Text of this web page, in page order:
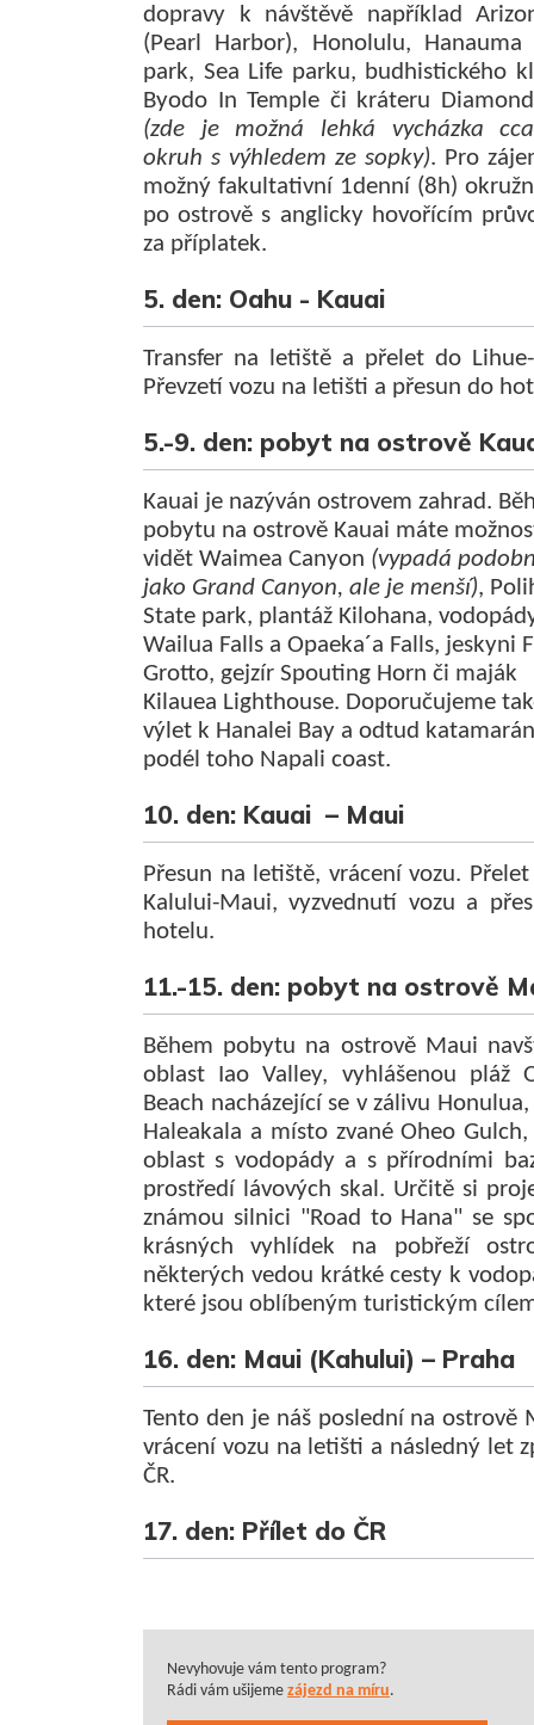
dopravy k návštěvě například
(Pearl Harbor), Honolulu, Hanauma
park, Sea Life parku, budhistického
Byodo In Temple či kráteru
(zde je možná lehká vycházka
okruh s výhledem ze sopky). Pro
možný fakultativní 1denní (8h)
po ostrově s anglicky hovořícím
za příplatek.
5. den: Oahu - Kauai
Transfer na letiště a přelet do Lihue-
Převzetí vozu na letišti a přesun do
5.-9. den: pobyt na ostrově
Kauai je nazýván ostrovem zahrad.
pobytu na ostrově Kauai máte
vidět Waimea Canyon (vypadá
jako Grand Canyon, ale je menší),
State park, plantáž Kilohana,
Wailua Falls a Opaeka´a Falls, jeskyni
Grotto, gejzír Spouting Horn či maják
Kilauea Lighthouse. Doporučujeme
výlet k Hanalei Bay a odtud
podél toho Napali coast.
10. den: Kauai – Maui
Přesun na letiště, vrácení vozu.
Kalului-Maui, vyzvednutí vozu a
hotelu.
11.-15. den: pobyt na ostrově
Během pobytu na ostrově Maui
oblast Iao Valley, vyhlášenou pláž
Beach nacházející se v zálivu
Haleakala a místo zvané Oheo
oblast s vodopády a s přírodními
prostředí lávových skal. Určitě si
známou silnici "Road to Hana" se
krásných vyhlídek na pobřeží
některých vedou krátké cesty k
které jsou oblíbeným turistickým
16. den: Maui (Kahului) – Praha
Tento den je náš poslední na ostrově
vrácení vozu na letišti a následný let
ČR.
17. den: Přílet do ČR
Nevyhovuje vám tento program?
Rádi vám ušijeme zájezd na míru.